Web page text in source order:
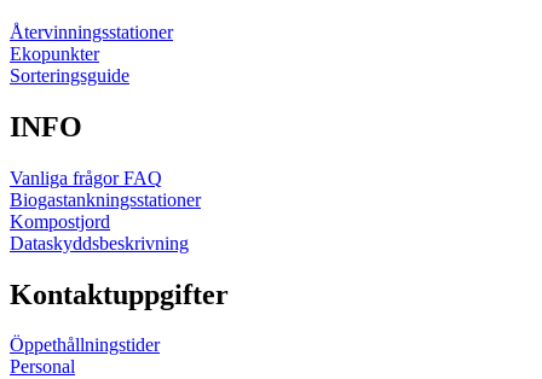
Återvinningsstationer
Ekopunkter
Sorteringsguide
INFO
Vanliga frågor FAQ
Biogastankningsstationer
Kompostjord
Dataskyddsbeskrivning
Kontaktuppgifter
Öppethållningstider
Personal